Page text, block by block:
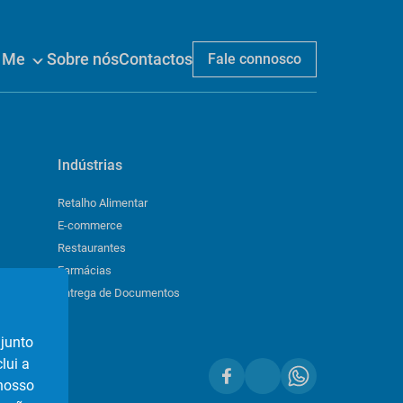
a
Sobre nósContactos Fale connosco
Indústrias
Retalho Alimentar
E-commerce
Restaurantes
Farmácias
Entrega de Documentos